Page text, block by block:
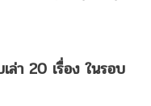
ล่า 20 เรื่อง ในรอบ